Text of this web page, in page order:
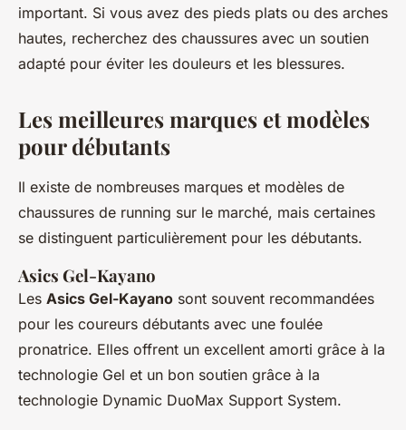
important. Si vous avez des pieds plats ou des arches
hautes, recherchez des chaussures avec un soutien
adapté pour éviter les douleurs et les blessures.
Les meilleures marques et modèles
pour débutants
Il existe de nombreuses marques et modèles de
chaussures de running sur le marché, mais certaines
se distinguent particulièrement pour les débutants.
Asics Gel-Kayano
Les Asics Gel-Kayano sont souvent recommandées
pour les coureurs débutants avec une foulée
pronatrice. Elles offrent un excellent amorti grâce à la
technologie Gel et un bon soutien grâce à la
technologie Dynamic DuoMax Support System.